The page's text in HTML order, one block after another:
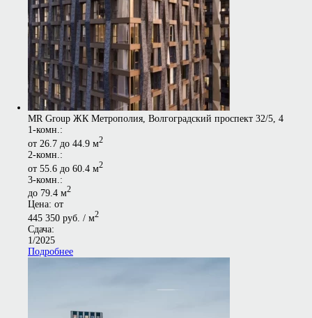
MR Group ЖК Метрополия, Волгоградский проспект 32/5, 4
1-комн.:
от 26.7 до 44.9 м2
2-комн.:
от 55.6 до 60.4 м2
3-комн.:
до 79.4 м2
Цена: от
445 350 руб. / м2
Сдача:
1/2025
Подробнее